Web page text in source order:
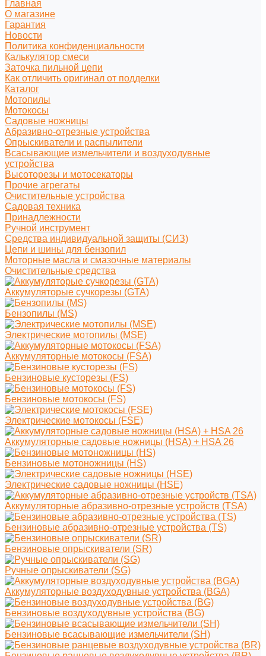
Главная
О магазине
Гарантия
Новости
Политика конфиденциальности
Калькулятор смеси
Заточка пильной цепи
Как отличить оригинал от подделки
Каталог
Мотопилы
Мотокосы
Садовые ножницы
Абразивно-отрезные устройства
Опрыскиватели и распылители
Всасывающие измельчители и воздуходувные
устройства
Высоторезы и мотосекаторы
Прочие агрегаты
Очистительные устройства
Садовая техника
Принадлежности
Ручной инструмент
Средства индивидуальной защиты (СИЗ)
Цепи и шины для бензопил
Моторные масла и смазочные материалы
Очистительные средства
Аккумуляторые сучкорезы (GTA)
Бензопилы (MS)
Электрические мотопилы (MSE)
Аккумуляторные мотокосы (FSA)
Бензиновые кусторезы (FS)
Бензиновые мотокосы (FS)
Электрические мотокосы (FSE)
Аккумуляторные садовые ножницы (HSA) + HSA 26
Бензиновые мотоножницы (HS)
Электрические садовые ножницы (HSE)
Аккумуляторные абразивно-отрезные устройств (TSA)
Бензиновые абразивно-отрезные устройства (TS)
Бензиновые опрыскиватели (SR)
Ручные опрыскиватели (SG)
Аккумуляторные воздуходувные устройства (BGA)
Бензиновые воздуходувные устройства (BG)
Бензиновые всасывающие измельчители (SH)